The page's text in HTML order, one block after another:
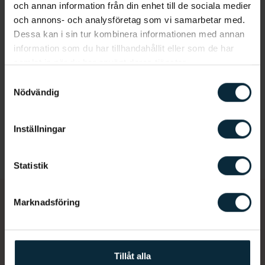
och annan information från din enhet till de sociala medier
och annons- och analysföretag som vi samarbetar med.
Dessa kan i sin tur kombinera informationen med annan
information som du har tillhandahållit eller som de har
samlat in när du har använt deras tjänster.
Nödvändig
Inställningar
Statistik
Marknadsföring
Tillåt alla
Mer om Aqua Dental
Omdömen
Dags för en undersökning?
Vi vet att du har hört det förr, men regelbundna